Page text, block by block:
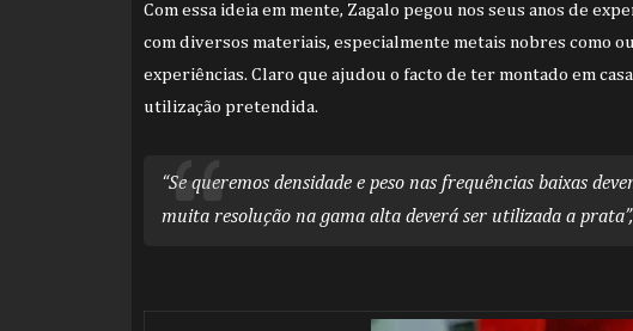
Com essa ideia em mente, Zagalo pegou nos seus anos de
com diversos materiais, especialmente metais nobres como
experiências. Claro que ajudou o facto de ter montado em
utilização pretendida.
“Se queremos densidade e peso nas frequências baixas
muita resolução na gama alta deverá ser utilizada a